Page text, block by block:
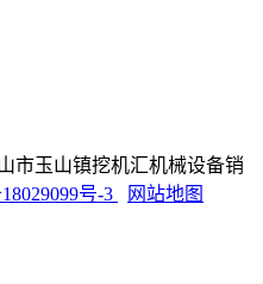
市玉山镇挖机汇机械设备销
号-3 网站地图